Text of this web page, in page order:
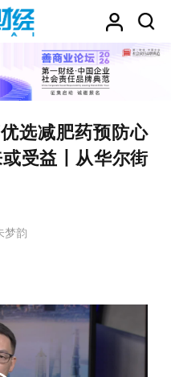
选减肥药预防心
受益丨从华尔街
梦韵